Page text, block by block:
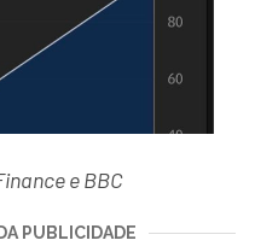
e BBC
PUBLICIDADE